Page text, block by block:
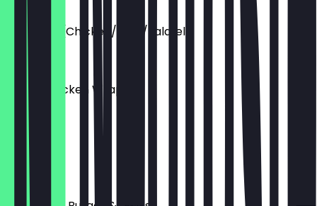
Rice Bowl (Chicken/Beef/Falafel)
6,00 £
Crispy Chicken Wrap
5,00 £
Lentil Soup
5,00 £